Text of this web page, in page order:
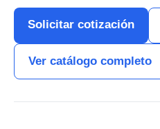
Solicitar cotización
Ver catálogo completo